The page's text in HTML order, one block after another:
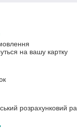
на вашу картку
розрахунковий